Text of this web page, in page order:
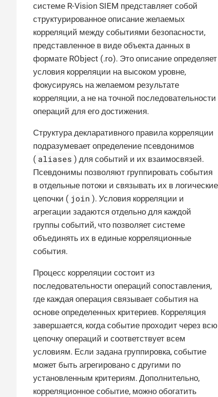
системе R-Vision SIEM представляет собой
структурированное описание желаемых
корреляций между событиями безопасности,
представленное в виде объекта данных в
формате RObject (.ro). Это описание определяет
условия корреляции на высоком уровне,
фокусируясь на желаемом результате
корреляции, а не на точной последовательности
операций для его достижения.
Структура декларативного правила корреляции
подразумевает определение псевдонимов
( aliases ) для событий и их взаимосвязей.
Псевдонимы позволяют группировать события
в отдельные потоки и связывать их в логические
цепочки ( join ). Условия корреляции и
агрегации задаются отдельно для каждой
группы событий, что позволяет системе
объединять их в единые корреляционные
события.
Процесс корреляции состоит из
последовательности операций сопоставления,
где каждая операция связывает события на
основе определенных критериев. Корреляция
завершается, когда событие проходит через всю
цепочку операций и соответствует всем
условиям. Если задана группировка, событие
может быть агрегировано с другими по
установленным критериям. Дополнительно,
корреляционное событие, можно обогатить